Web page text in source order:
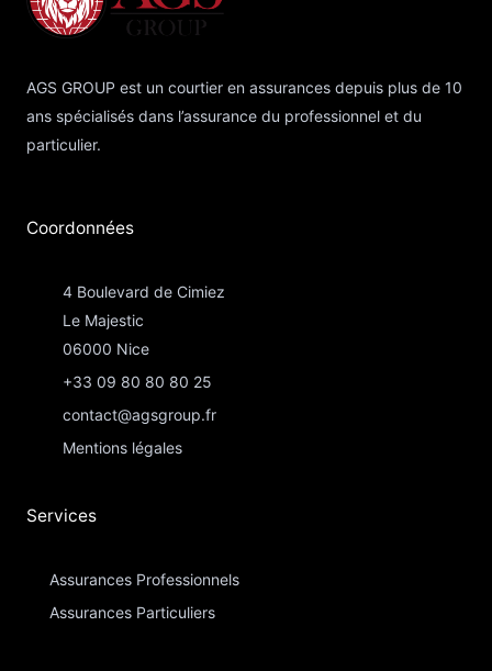
AGS GROUP est un courtier en assurances depuis plus de 10
ans spécialisés dans l’assurance du professionnel et du
particulier.
Coordonnées​
4 Boulevard de Cimiez
Le Majestic
06000 Nice
+33 09 80 80 80 25
contact@agsgroup.fr
Mentions légales
Services
Assurances Professionnels
Assurances Particuliers​